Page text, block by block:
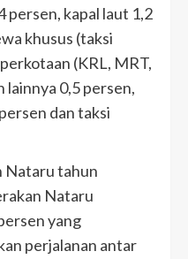
persen, kapal laut 1,2
khusus (taksi
(KRL, MRT,
lainnya 0,5 persen,
dan taksi
Nataru tahun
Nataru
yang
perjalanan antar